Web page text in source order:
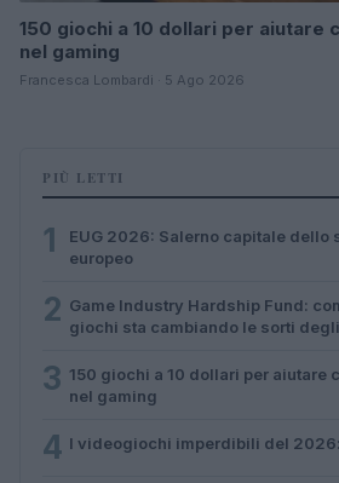
150 giochi a 10 dollari per aiutare
nel gaming
Francesca Lombardi · 5 Ago 2026
PIÙ LETTI
1
EUG 2026: Salerno capitale dello
europeo
2 Game Industry Hardship Fund:
giochi sta cambiando le sorti
3 150 giochi a 10 dollari per aiutare
nel gaming
4 I videogiochi imperdibili del